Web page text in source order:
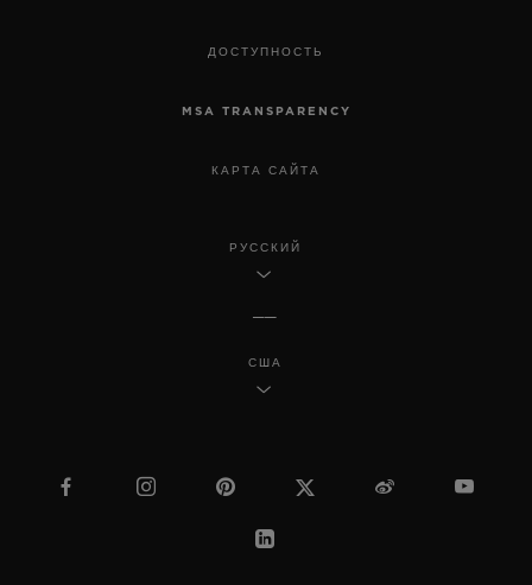
ДОСТУПНОСТЬ
MSA TRANSPARENCY
КАРТА САЙТА
РУССКИЙ
США